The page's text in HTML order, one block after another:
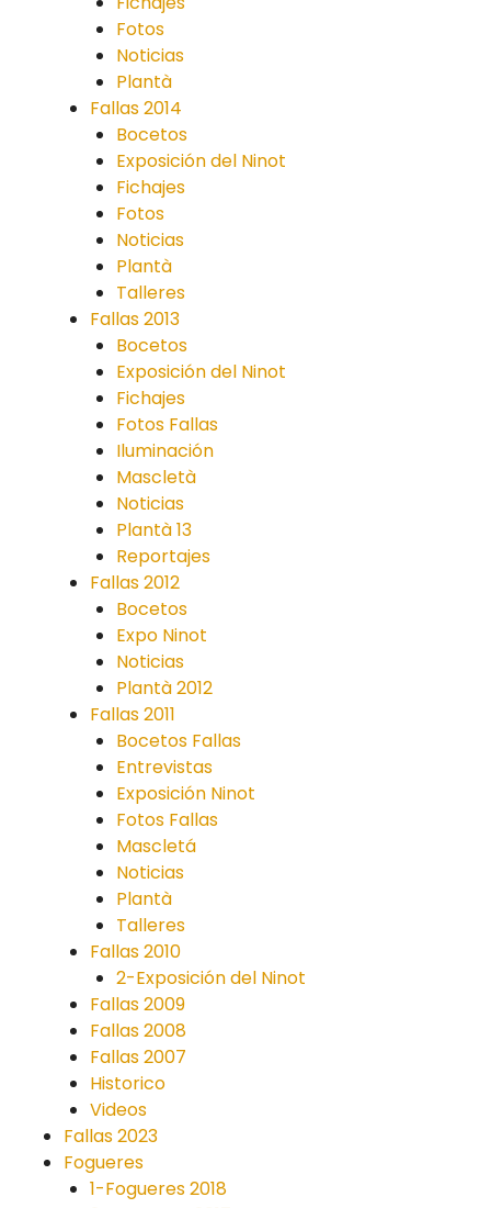
Fotos
Noticias
Plantà
Fallas 2014
Bocetos
Exposición del Ninot
Fichajes
Fotos
Noticias
Plantà
Talleres
Fallas 2013
Bocetos
Exposición del Ninot
Fichajes
Fotos Fallas
Iluminación
Mascletà
Noticias
Plantà 13
Reportajes
Fallas 2012
Bocetos
Expo Ninot
Noticias
Plantà 2012
Fallas 2011
Bocetos Fallas
Entrevistas
Exposición Ninot
Fotos Fallas
Mascletá
Noticias
Plantà
Talleres
Fallas 2010
2-Exposición del Ninot
Fallas 2009
Fallas 2008
Fallas 2007
Historico
Videos
Fallas 2023
Fogueres
1-Fogueres 2018